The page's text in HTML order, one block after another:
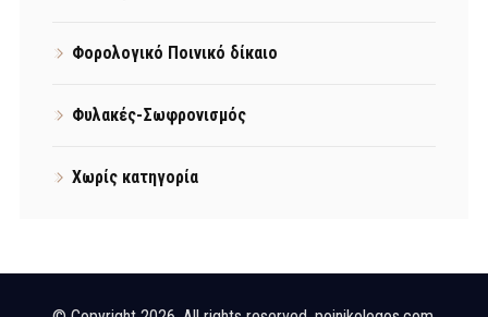
Φορολογικό Ποινικό δίκαιο
Φυλακές-Σωφρονισμός
Χωρίς κατηγορία